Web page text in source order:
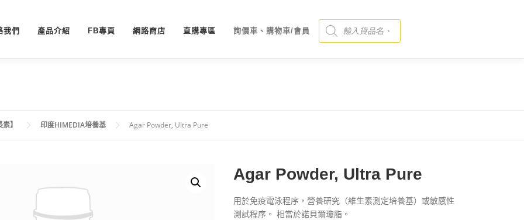
我們 產品介紹 FB專頁 網路商店 直購專區 詢價車、購物車/會員
Products search
】 印度HIMEDIA培養基 Agar Powder, Ultra Pure
Agar Powder, Ultra Pure
用於免疫電泳程序，營養研究（維生素測定培養基）或敏感性
測試程序。 相當於諾貝爾瓊脂。